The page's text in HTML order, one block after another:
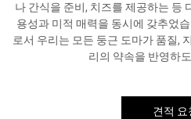
나 간식을 준비, 치즈를 제공하는 등
용성과 미적 매력을 동시에 갖추었
로서 우리는 모든 둥근 도마가 품질,
리의 약속을 반영하
견적 요